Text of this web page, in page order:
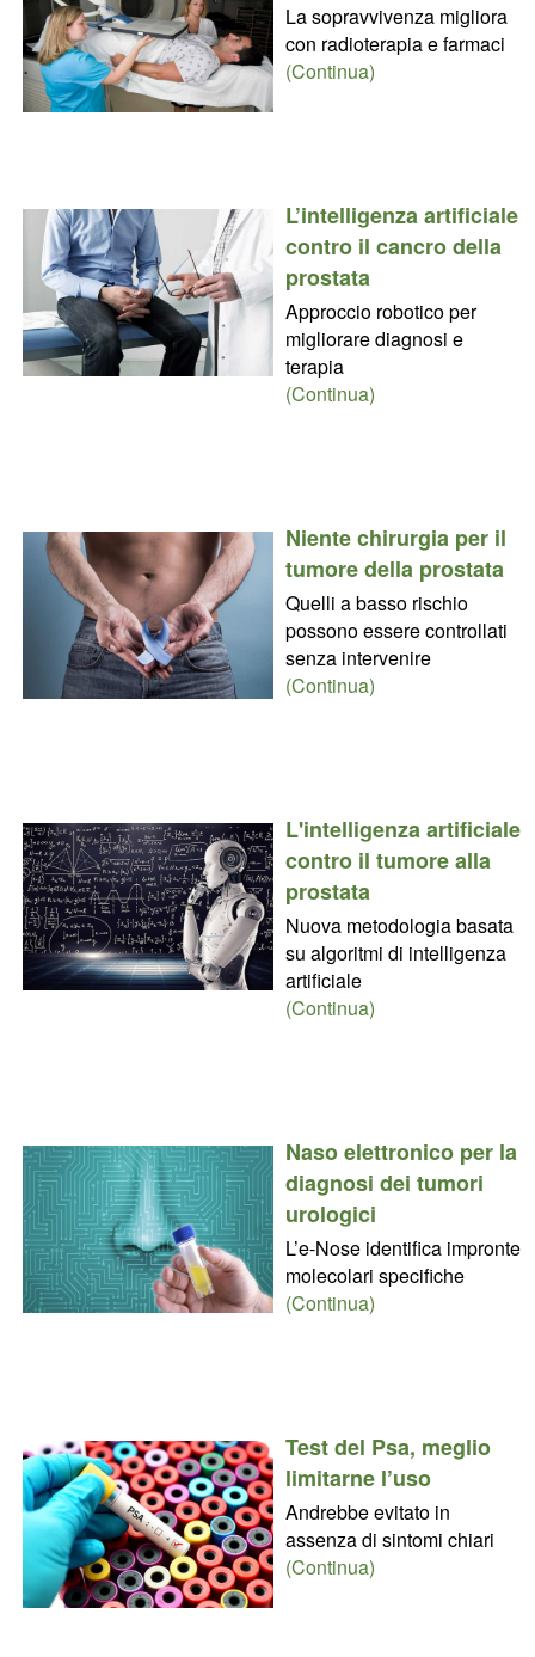
La sopravvivenza migliora
con radioterapia e farmaci
(Continua)
L’intelligenza artificiale
contro il cancro della
prostata
Approccio robotico per
migliorare diagnosi e
terapia
(Continua)
Niente chirurgia per il
tumore della prostata
Quelli a basso rischio
possono essere controllati
senza intervenire
(Continua)
L'intelligenza artificiale
contro il tumore alla
prostata
Nuova metodologia basata
su algoritmi di intelligenza
artificiale
(Continua)
Naso elettronico per la
diagnosi dei tumori
urologici
L’e-Nose identifica impronte
molecolari specifiche
(Continua)
Test del Psa, meglio
limitarne l’uso
Andrebbe evitato in
assenza di sintomi chiari
(Continua)